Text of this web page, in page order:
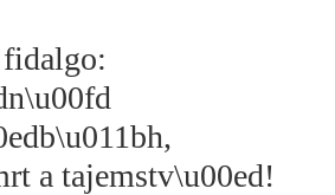
a tajemstv\u00ed!